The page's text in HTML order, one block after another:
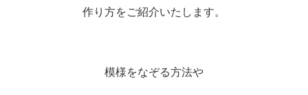
作り方をご紹介いたします。
模様をなぞる方法や